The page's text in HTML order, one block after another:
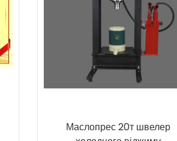
Маслопрес 20т швелер